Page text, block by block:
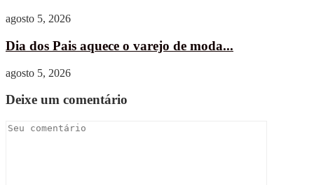
agosto 5, 2026
Dia dos Pais aquece o varejo de moda...
agosto 5, 2026
Deixe um comentário